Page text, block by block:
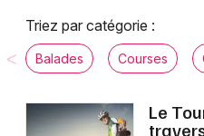
Grands événements
Activité & Expérience
Manifestations
Lyon
Mulhouse
Triez par catégorie :
Balades Courses
Le
Aujourd'hui
Demain